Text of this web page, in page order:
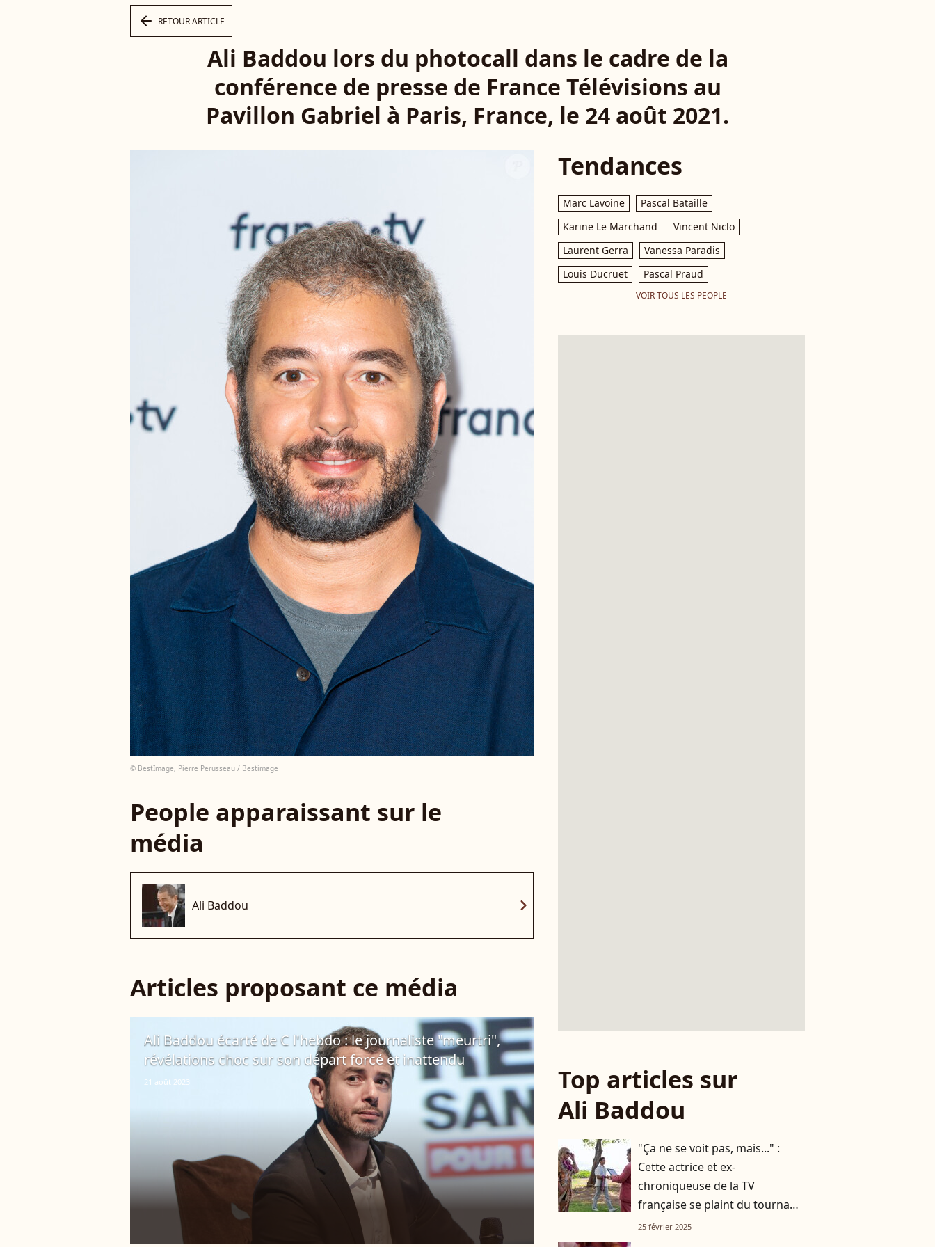
arrow_left RETOUR ARTICLE
Ali Baddou lors du photocall dans le cadre de la
conférence de presse de France Télévisions au
Pavillon Gabriel à Paris, France, le 24 août 2021.
© BestImage, Pierre Perusseau / Bestimage
People apparaissant sur le
média
Ali Baddou chevron_right
Articles proposant ce média
Ali Baddou écarté de C l'hebdo : le journaliste "meurtri",
révélations choc sur son départ forcé et inattendu
21 août 2023
Tendances
Marc Lavoine
Pascal Bataille
Karine Le Marchand
Vincent Niclo
Laurent Gerra
Vanessa Paradis
Louis Ducruet
Pascal Praud
VOIR TOUS LES PEOPLE
Top articles sur
Ali Baddou
"Ça ne se voit pas, mais..." :
Cette actrice et ex-
chroniqueuse de la TV
française se plaint du tournage
de "The White Lotus"
25 février 2025